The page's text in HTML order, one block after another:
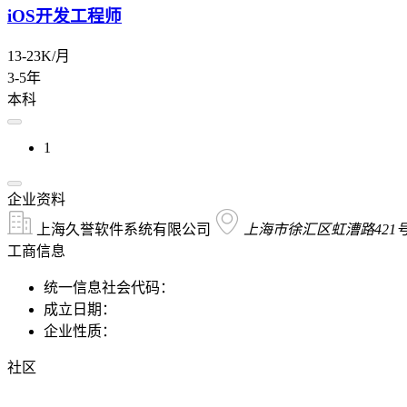
iOS开发工程师
13-23K/月
3-5年
本科
1
企业资料
上海久誉软件系统有限公司
上海市徐汇区虹漕路421
工商信息
统一信息社会代码：
成立日期：
企业性质：
社区